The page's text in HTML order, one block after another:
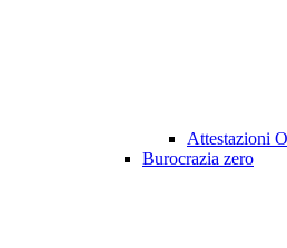
Attestazioni
Burocrazia zero